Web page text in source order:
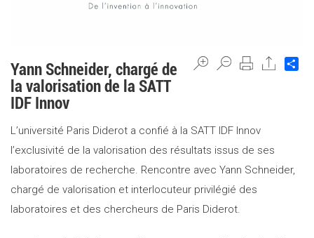
Yann Schneider, chargé de
la valorisation de la SATT
IDF Innov
L’université Paris Diderot a confié à la SATT IDF Innov
l’exclusivité de la valorisation des résultats issus de ses
laboratoires de recherche. Rencontre avec Yann Schneider,
chargé de valorisation et interlocuteur privilégié des
laboratoires et des chercheurs de Paris Diderot.